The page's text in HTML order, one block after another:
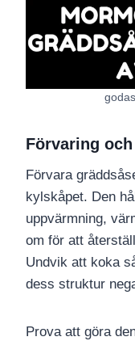
Förvaring
Förvara
kylskåpet. Den
uppvärmning,
om för att
Undvik att koka
dess struktur
Prova att göra